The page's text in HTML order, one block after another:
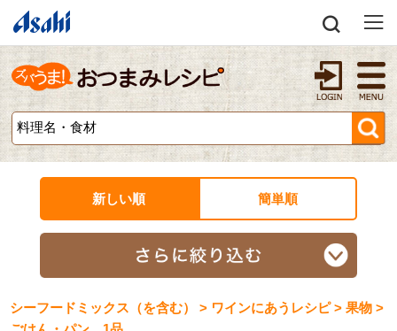
新しい順 簡単順
シーフードミックス（を含む） > ワインにあうレシピ > 果物 >